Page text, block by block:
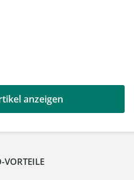
anzeigen
VORTEILE